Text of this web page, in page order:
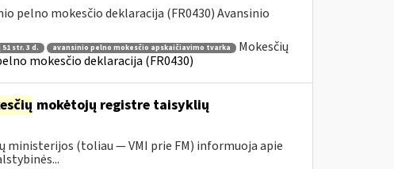
pelno mokesčio deklaracija (FR0430) Avansinio
str. 3 d. avansinio pelno mokesčio apskaičiavimo tvarka
Mokesčių
mokesčio deklaracija (FR0430)
mokėtojų registre taisyklių
ministerijos (toliau ― VMI prie FM) informuoja apie